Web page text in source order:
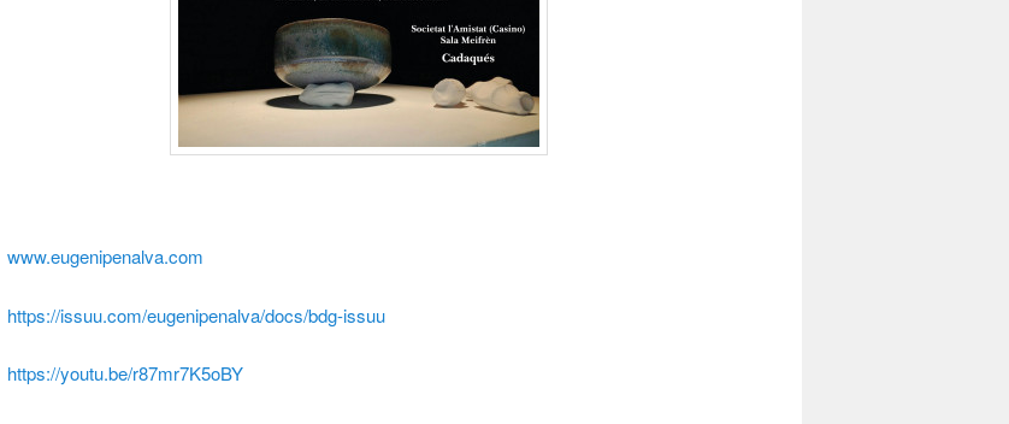
www.eugenipenalva.com
https://issuu.com/eugenipenalva/docs/bdg-issuu
https://youtu.be/r87mr7K5oBY